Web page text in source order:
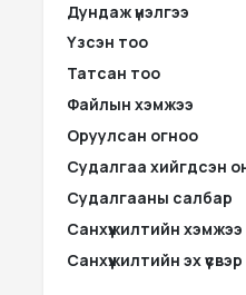
Дундаж үнэлгээ
Үзсэн тоо
Татсан тоо
Файлын хэмжээ
Оруулсан огноо
Судалгаа хийгдсэн
Судалгааны салбар
Санхүүжилтийн хэмжээ
Санхүүжилтийн эх үүсвэр